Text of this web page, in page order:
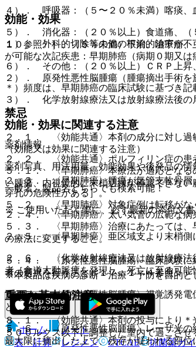
４）． 呼吸器：（５〜２０％未満）喀痰、
５）． 消化器：（２０％以上）食道痛、（
１０参照〕］、（５％未満）下痢、嚥下痛
６）． その他：（２０％以上）ＣＲＰ上昇
＊）頻度は、早期肺癌の臨床試験に基づき記
禁忌
２．１． 〈効能共通〉本剤の成分に対し過
２．２． 〈効能共通〉ポルフィリン症の患
２．３． 〈早期肺癌〉腫瘍が気管支軟骨層
穿孔の危険性がある］。
２．４． 〈早期肺癌〉太い気管の広範な病
２．５． 〈早期肺癌〉亜区域支より末梢側
２．６． 〈化学放射線療法又は放射線療
者［食道大動脈瘻を発現し、死亡に至る可能
重要な基本的注意
８．１． 〈効能共通〉本剤の投与により＊
５００ルクス以下に調整した室内で過ごさ
効能・効果
１）． 外科的切除等の他の根治的治療が不
が可能な次記疾患：早期肺癌（病期０期又は
２）． 原発性悪性脳腫瘍（腫瘍摘出手術を
３）． 化学放射線療法又は放射線療法後の
効能・効果に関連する注意
（効能又は効果に関連する注意）
５．１． 〈早期肺癌〉本療法が適応となる
い腫瘍、内視鏡的に末梢辺縁が確認できな
５．２． 〈早期肺癌〉対象症例は転移がな
５．３． 〈早期肺癌〉治療にあたっては、
の療法に変更すること。
５．４． 〈原発性悪性脳腫瘍〉臨床試験に
者の選択を行うこと〔１７．１．４参照〕。
５．５． 〈原発性悪性脳腫瘍〉視覚誘発電
と。
５．６． 〈原発性悪性脳腫瘍〉レーザ光の
最大限に摘出した上で、残存が疑われる部
薬剤情報
薬剤写真、用法用量、効能効果や後発品の
一般名、製品名どちらでも検索可能！
※ ご使用いただく際に、必ず最新の添付文
※本製品は疾病の診断・治療・予防を目的と
ホーム
ノート
表・計算
レジメン CTCAE 抗菌薬ガ